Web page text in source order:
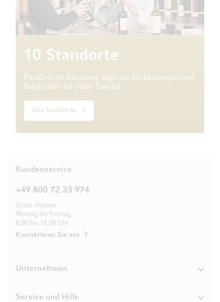
10 Standorte
Persönliche Beratung, tägliche Verkostungen und
Inspiration für mehr Genuss.
Alle Standorte
Kundenservice
+49 800 72 33 974
Gratis Hotline:
Montag bis Freitag,
8.00 bis 18.00 Uhr
Kontaktieren Sie uns
Unternehmen
Service und Hilfe